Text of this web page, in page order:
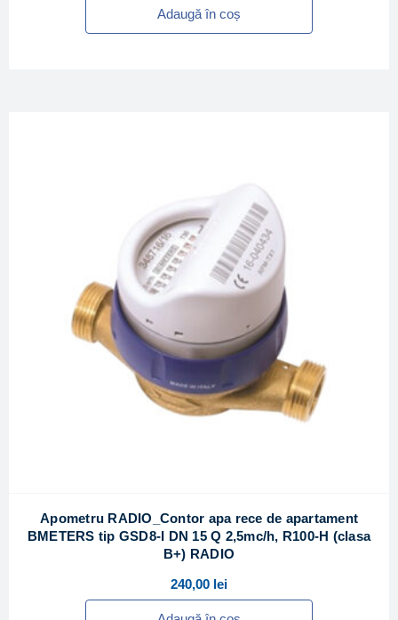
Adaugă în coș
Apometru RADIO_Contor apa rece de apartament
BMETERS tip GSD8-I DN 15 Q 2,5mc/h, R100-H (clasa
B+) RADIO
240,00 lei